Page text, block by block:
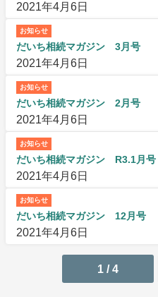
2021年4月6日
お知らせ
だいち相続マガジン 3月号
2021年4月6日
お知らせ
だいち相続マガジン 2月号
2021年4月6日
お知らせ
だいち相続マガジン R3.1月号
2021年4月6日
お知らせ
だいち相続マガジン 12月号
2021年4月6日
1 / 4